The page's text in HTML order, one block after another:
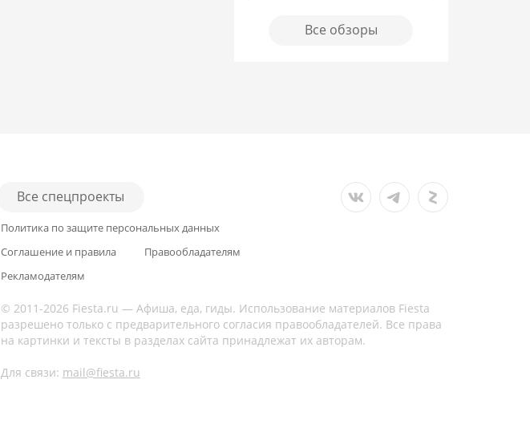
Все обзоры
Все спецпроекты
Политика по защите персональных данных
Соглашение и правила
Правообладателям
Рекламодателям
© 2011-2026 Fiesta.ru — Афиша, еда, гиды. Использование материалов Fiesta
разрешено только с предварительного согласия правообладателей. Все права
на картинки и тексты в разделах сайта принадлежат их авторам.
Для связи: mail@fiesta.ru